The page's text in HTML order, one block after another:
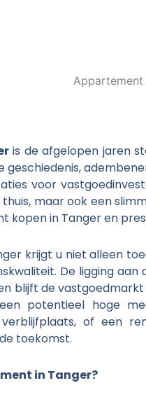
is de afgelopen jaren
geschiedenis,
voor
maar ook een
kopen in Tanger en
krijgt u niet alleen
De ligging
blijft de
potentieel hoge
of een
toekomst.
in Tanger?